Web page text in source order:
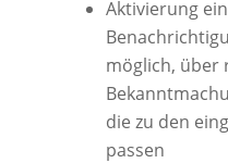
Aktivierung
möglich, über
die zu den
passen